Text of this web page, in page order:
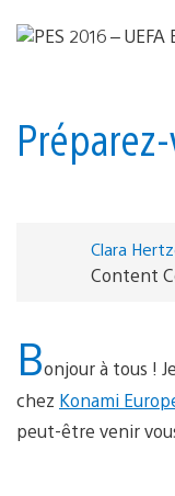
Clara
Content
Bonjour à tous !
chez Konami
peut-être venir